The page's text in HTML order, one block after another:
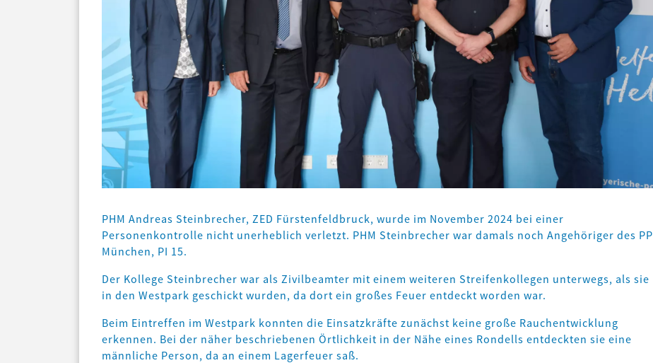
PHM Andreas Steinbrecher, ZED Fürstenfeldbruck, wurde im November 2024 bei einer
Personenkontrolle nicht unerheblich verletzt. PHM Steinbrecher war damals noch Angehöriger des PP
München, PI 15.
Der Kollege Steinbrecher war als Zivilbeamter mit einem weiteren Streifenkollegen unterwegs, als sie
in den Westpark geschickt wurden, da dort ein großes Feuer entdeckt worden war.
Beim Eintreffen im Westpark konnten die Einsatzkräfte zunächst keine große Rauchentwicklung
erkennen. Bei der näher beschriebenen Örtlichkeit in der Nähe eines Rondells entdeckten sie eine
männliche Person, da an einem Lagerfeuer saß.